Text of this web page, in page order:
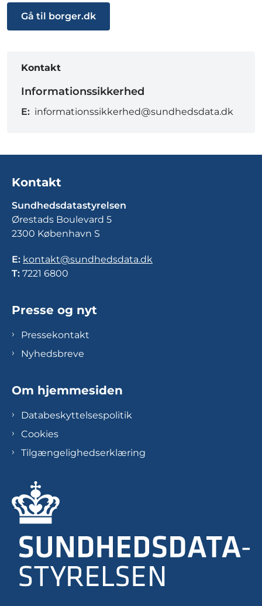
Gå til borger.dk
Kontakt
Informationssikkerhed
E: informationssikkerhed@sundhedsdata.dk
Kontakt
Sundhedsdatastyrelsen
Ørestads Boulevard 5
2300 København S
E: kontakt@sundhedsdata.dk
T: 7221 6800
Presse og nyt
Pressekontakt
Nyhedsbreve
Om hjemmesiden
Databeskyttelsespolitik
Cookies
Tilgængelighedserklæring